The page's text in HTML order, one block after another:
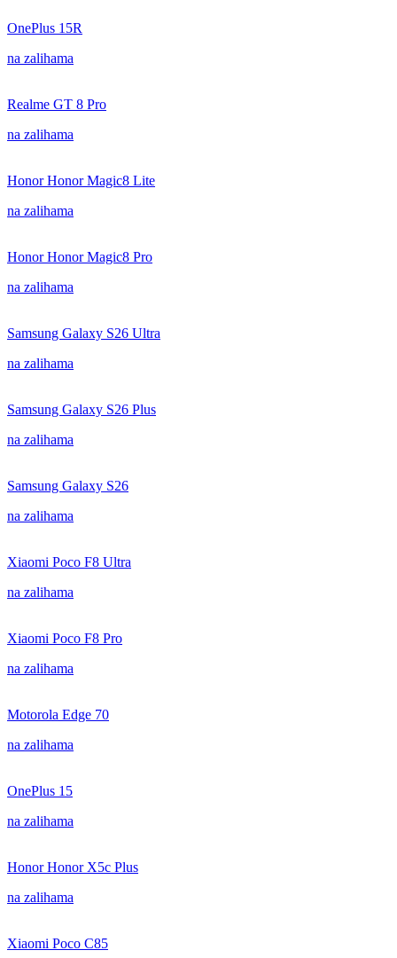
OnePlus 15R
na zalihama
Realme GT 8 Pro
na zalihama
Honor Honor Magic8 Lite
na zalihama
Honor Honor Magic8 Pro
na zalihama
Samsung Galaxy S26 Ultra
na zalihama
Samsung Galaxy S26 Plus
na zalihama
Samsung Galaxy S26
na zalihama
Xiaomi Poco F8 Ultra
na zalihama
Xiaomi Poco F8 Pro
na zalihama
Motorola Edge 70
na zalihama
OnePlus 15
na zalihama
Honor Honor X5c Plus
na zalihama
Xiaomi Poco C85